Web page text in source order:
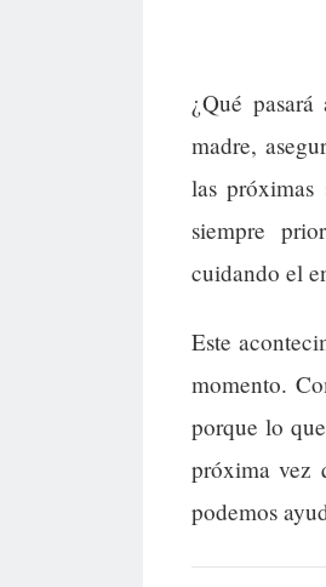
¿Qué
madre,
las próximas
siempre
cuidando el
Este
momento.
porque lo
próxima vez
podemos